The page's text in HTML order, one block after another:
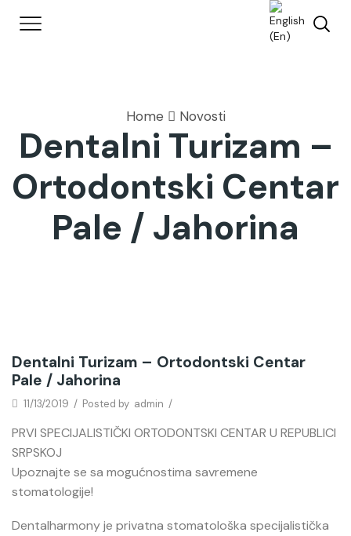
Home Novosti
Dentalni Turizam –
Ortodontski Centar
Pale / Jahorina
Dentalni Turizam – Ortodontski Centar
Pale / Jahorina
11/13/2019 / Posted by admin /
PRVI SPECIJALISTIČKI ORTODONTSKI CENTAR U REPUBLICI
SRPSKOJ
Upoznajte se sa mogućnostima savremene
stomatologije!
Dentalharmony je privatna stomatološka specijalistička